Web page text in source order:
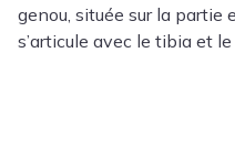
genou, située sur la partie
s’articule avec le tibia et